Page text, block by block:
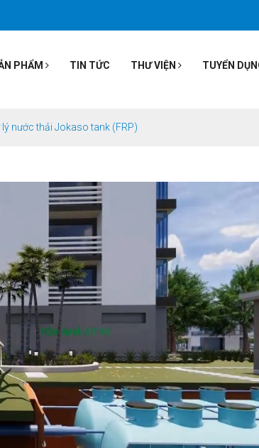
PHẨM TIN TỨC THƯ VIỆN TUYỂN
nước thải Jokaso tank (FRP)